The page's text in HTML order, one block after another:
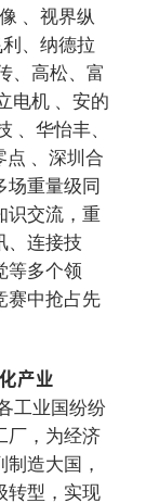
、视界纵
、纳德拉
、高松、富
电机 、安的
、华怡丰、
点 、深圳合
场重量级同
识交流，重
、连接技
等多个领
赛中抢占先
产业
工业国纷纷
厂，为经济
造大国，
转型，实现